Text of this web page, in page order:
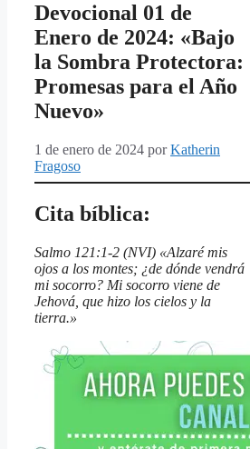
Devocional 01 de
Enero de 2024: «Bajo
la Sombra Protectora:
Promesas para el Año
Nuevo»
1 de enero de 2024 porKatherin
Fragoso
Cita bíblica:
Salmo 121:1-2 (NVI) «Alzaré mis
ojos a los montes; ¿de dónde vendrá
mi socorro? Mi socorro viene de
Jehová, que hizo los cielos y la
tierra.»